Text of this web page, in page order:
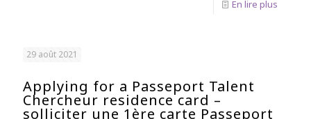
En lire plus
29 août 2021
Applying for a Passeport Talent
Chercheur residence card –
solliciter une 1ère carte Passeport